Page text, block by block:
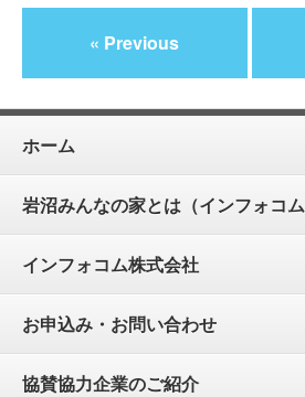
« Previous
ホーム
岩沼みんなの家とは（インフォコ
インフォコム株式会社
お申込み・お問い合わせ
協賛協力企業のご紹介